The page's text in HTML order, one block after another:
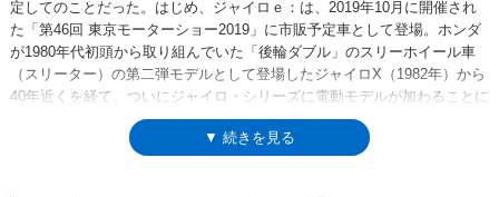
定してのことだった。はじめ、ジャイロｅ：は、2019年10月に開催され
た「第46回 東京モーターショー2019」に市販予定車として登場。ホンダ
が1980年代初頭から取り組んでいた「後輪ダブル」のスリーホイール車
（スリーター）の第二弾モデルとして登場したジャイロX（1982年）から
40年近くを経て、ついにジャイロ・シリーズに電動モデルが加わることに
なった。なお、2019年の東京モーターショーでは、二輪スクーターのベ
ンリィｅ：も同じく市販予定車として発表されていたが、ジャイロｅ：と
▼ 続きを見る